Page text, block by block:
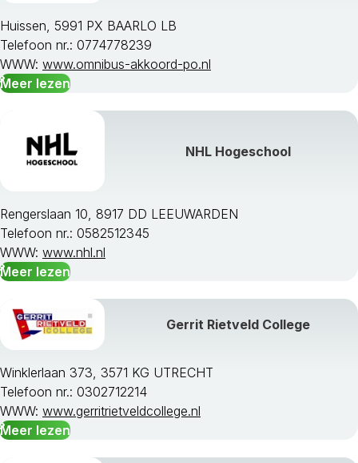
Huissen, 5991 PX BAARLO LB
Telefoon nr.: 0774778239
WWW: www.omnibus-akkoord-po.nl
Meer lezen
NHL Hogeschool
Rengerslaan 10, 8917 DD LEEUWARDEN
Telefoon nr.: 0582512345
WWW: www.nhl.nl
Meer lezen
Gerrit Rietveld College
Winklerlaan 373, 3571 KG UTRECHT
Telefoon nr.: 0302712214
WWW: www.gerritrietveldcollege.nl
Meer lezen